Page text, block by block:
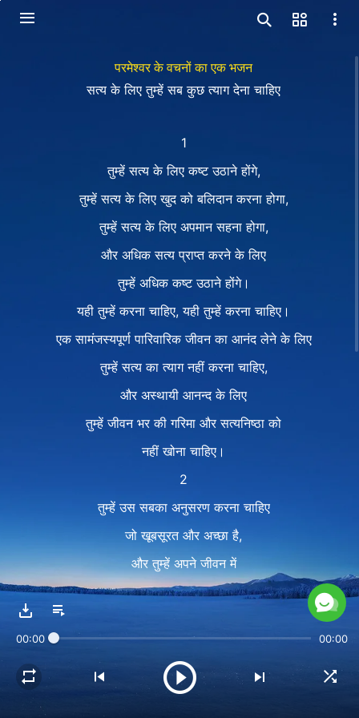
परमेश्वर के वचनों का एक भजन
सत्य के लिए तुम्हें सब कुछ त्याग देना चाहिए
1
तुम्हें सत्य के लिए कष्ट उठाने होंगे,
तुम्हें सत्य के लिए खुद को बलिदान करना होगा,
तुम्हें सत्य के लिए अपमान सहना होगा,
और अधिक सत्य प्राप्त करने के लिए
तुम्हें अधिक कष्ट उठाने होंगे।
यही तुम्हें करना चाहिए, यही तुम्हें करना चाहिए।
एक सामंजस्यपूर्ण पारिवारिक जीवन का आनंद लेने के लिए
तुम्हें सत्य का त्याग नहीं करना चाहिए,
और अस्थायी आनन्द के लिए
तुम्हें जीवन भर की गरिमा और सत्यनिष्ठा को
नहीं खोना चाहिए।
2
तुम्हें उस सबका अनुसरण करना चाहिए
जो खूबसूरत और अच्छा है,
और तुम्हें अपने जीवन में
एक ऐसे मार्ग का अनुसरण करना चाहिए
और आगे बढ़ने के लिए तुम्हारा कोई लक्ष्य नहीं है
00:00 00:00